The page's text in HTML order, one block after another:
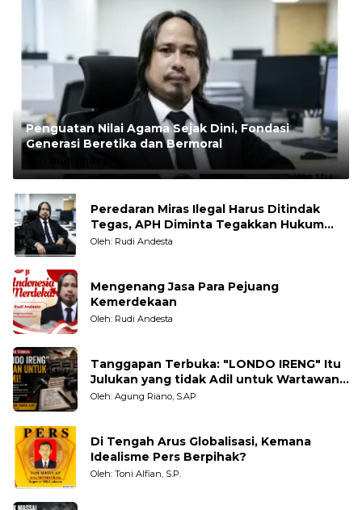
Penguatan Nilai Agama Sejak Dini, Fondasi
Generasi Beretika dan Bermoral
Rudi Andesta
Peredaran Miras Ilegal Harus Ditindak
Tegas, APH Diminta Tegakkan Hukum
Tanpa Pandang Bulu
Oleh: Rudi Andesta
Mengenang Jasa Para Pejuang
Kemerdekaan
Oleh: Rudi Andesta
Tanggapan Terbuka: "LONDO IRENG" Itu
Julukan yang tidak Adil untuk Wartawan,
Pengamat dan LSM
Oleh: Agung Riano, S.AP
Di Tengah Arus Globalisasi, Kemana
Idealisme Pers Berpihak?
Oleh: Toni Alfian, S.P.